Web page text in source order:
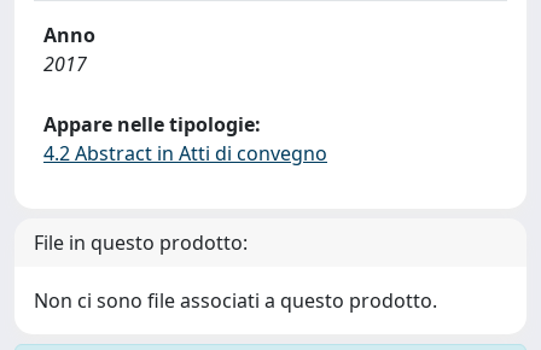
Anno
2017
Appare nelle tipologie:
4.2 Abstract in Atti di convegno
File in questo prodotto:
Non ci sono file associati a questo prodotto.